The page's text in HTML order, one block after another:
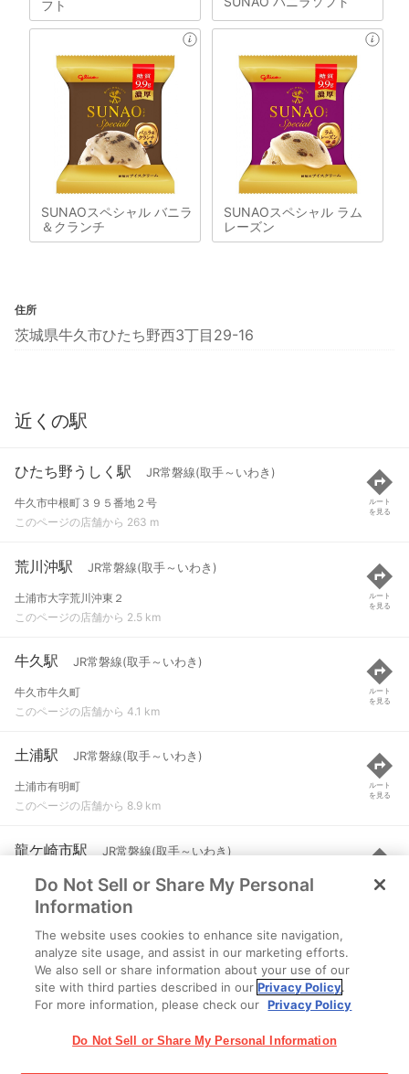
フト
SUNAOスペシャル バニラ
＆クランチ
SUNAOスペシャル ラム
レーズン
住所
茨城県牛久市ひたち野西3丁目29-16
近くの駅
ひたち野うしく駅 JR常磐線(取手～いわき)
牛久市中根町３９５番地２号
このページの店舗から 263 m
ルート
を見る
荒川沖駅 JR常磐線(取手～いわき)
土浦市大字荒川沖東２
このページの店舗から 2.5 km
ルート
を見る
牛久駅 JR常磐線(取手～いわき)
牛久市牛久町
このページの店舗から 4.1 km
ルート
を見る
土浦駅 JR常磐線(取手～いわき)
土浦市有明町
このページの店舗から 8.9 km
ルート
を見る
龍ケ崎市駅 JR常磐線(取手～いわき)
龍ケ崎市佐貫町
このページの店舗から 9 km
ルート
を見る
佐貫駅 関東鉄道竜ヶ崎線
龍ケ崎市佐貫町
このページの店舗から 9.1 km
Do Not Sell or Share My Personal
Information
The website uses cookies to enhance site navigation,
analyze site usage, and assist in our marketing efforts.
We also sell or share information about your use of our
site with third parties described in ourPrivacy Policy.
For more information, please check our Privacy Policy
Do Not Sell or Share My Personal Information